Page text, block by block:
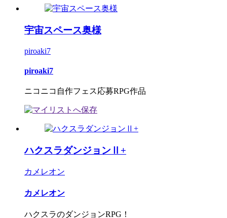
宇宙スペース奥様
piroaki7
piroaki7
ニコニコ自作フェス応募RPG作品
ハクスラダンジョンⅡ+
カメレオン
カメレオン
ハクスラのダンジョンRPG！